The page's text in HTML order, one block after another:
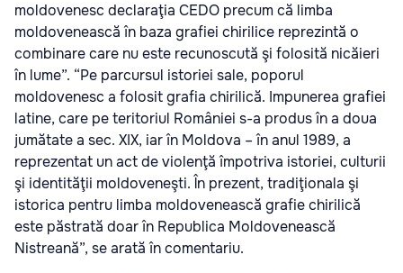
moldovenesc declaraţia CEDO precum că limba
moldovenească în baza grafiei chirilice reprezintă o
combinare care nu este recunoscută şi folosită nicăieri
în lume”. “Pe parcursul istoriei sale, poporul
moldovenesc a folosit grafia chirilică. Impunerea grafiei
latine, care pe teritoriul României s-a produs în a doua
jumătate a sec. XIX, iar în Moldova – în anul 1989, a
reprezentat un act de violenţă împotriva istoriei, culturii
şi identităţii moldoveneşti. În prezent, tradiţionala şi
istorica pentru limba moldovenească grafie chirilică
este păstrată doar în Republica Moldovenească
Nistreană”, se arată în comentariu.